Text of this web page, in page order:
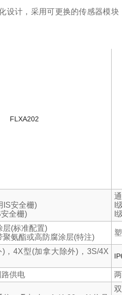
设计，采用可更换的传感器模块
FLXA202
IS安全栅)
安全栅)
层(标准配置)
聚氨酯或高防腐涂层(特注)
)，4X型(加拿大除外) ， 3S/4X
路供电